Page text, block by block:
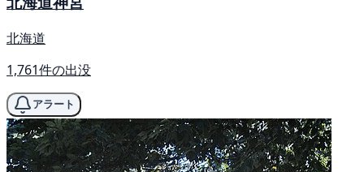
北海道
1,761件の出没
アラート